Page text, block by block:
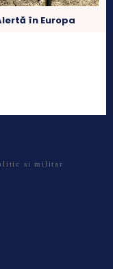
în Europa
si militar